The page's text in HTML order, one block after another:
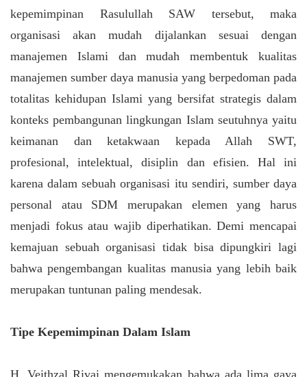
kepemimpinan Rasulullah SAW tersebut, maka
organisasi akan mudah dijalankan sesuai dengan
manajemen Islami dan mudah membentuk kualitas
manajemen sumber daya manusia yang berpedoman pada
totalitas kehidupan Islami yang bersifat strategis dalam
konteks pembangunan lingkungan Islam seutuhnya yaitu
keimanan dan ketakwaan kepada Allah SWT,
profesional, intelektual, disiplin dan efisien. Hal ini
karena dalam sebuah organisasi itu sendiri, sumber daya
personal atau SDM merupakan elemen yang harus
menjadi fokus atau wajib diperhatikan. Demi mencapai
kemajuan sebuah organisasi tidak bisa dipungkiri lagi
bahwa pengembangan kualitas manusia yang lebih baik
merupakan tuntunan paling mendesak.
Tipe Kepemimpinan Dalam Islam
H. Veithzal Rivai mengemukakan bahwa ada lima gaya